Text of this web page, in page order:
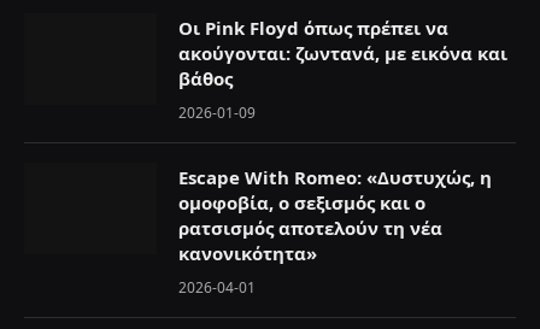
Οι Pink Floyd όπως πρέπει να
ακούγονται: ζωντανά, με εικόνα και
βάθος
2026-01-09
Escape With Romeo: «Δυστυχώς, η
ομοφοβία, ο σεξισμός και ο
ρατσισμός αποτελούν τη νέα
κανονικότητα»
2026-04-01